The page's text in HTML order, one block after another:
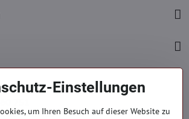
- 15:00 hod.
Einstellungen
um Ihren Besuch auf dieser Website zu